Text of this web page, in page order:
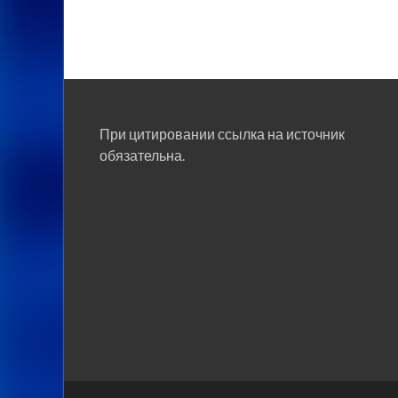
При цитировании ссылка на источник
обязательна.